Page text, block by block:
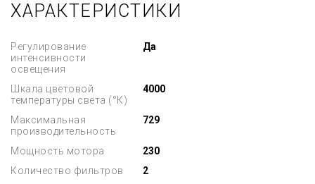
ХАРАКТЕРИСТИКИ
Регулирование
интенсивности
освещения
Да
Шкала цветовой
температуры света (°К)
4000
Максимальная
производительность
729
Мощность мотора
230
Количество фильтров
2